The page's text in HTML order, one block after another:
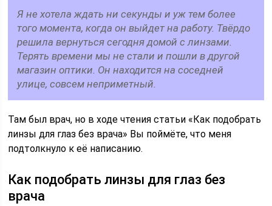
Я не хотела ждать ни секунды и уж тем более
того момента, когда он выйдет на работу. Твёрдо
решила вернуться сегодня домой с линзами.
Терять времени мы не стали и пошли в другой
магазин оптики. Он находится на соседней
улице, совсем неприметный.
Там был врач, но в ходе чтения статьи «Как подобрать
линзы для глаз без врача» Вы поймёте, что меня
подтолкнуло к её написанию.
Как подобрать линзы для глаз без
врача